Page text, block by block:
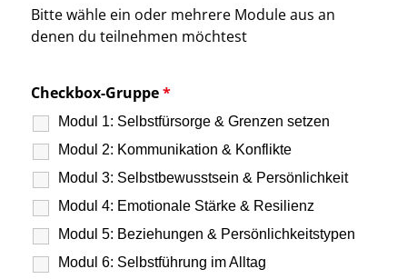
Bitte wähle ein oder mehrere Module aus an
denen du teilnehmen möchtest
Checkbox-Gruppe*
Modul 1: Selbstfürsorge & Grenzen setzen
Modul 2: Kommunikation & Konflikte
Modul 3: Selbstbewusstsein & Persönlichkeit
Modul 4: Emotionale Stärke & Resilienz
Modul 5: Beziehungen & Persönlichkeitstypen
Modul 6: Selbstführung im Alltag